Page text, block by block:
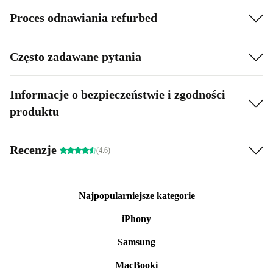
Proces odnawiania refurbed
Często zadawane pytania
Informacje o bezpieczeństwie i zgodności
produktu
Recenzje (4.6)
Najpopularniejsze kategorie
iPhony
Samsung
MacBooki